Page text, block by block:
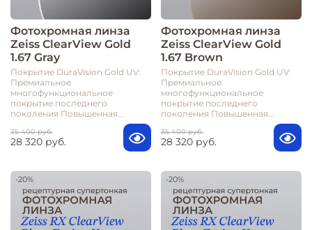
Фотохромная линза
Zeiss ClearView Gold
1.67 Gray
Покрытие DuraVision Gold UV:
Премиальное
многофункциональное
покрытие последнего
поколения Повышенная...
35 400 руб.
28 320 руб.
Фотохромная линза
Zeiss ClearView Gold
1.67 Brown
Покрытие DuraVision Gold UV:
Премиальное
многофункциональное
покрытие последнего
поколения Повышенная...
35 400 руб.
28 320 руб.
-20% -20%